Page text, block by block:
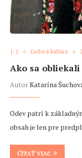
1-2 Ľudová kultúra
Ako sa obliekali
AutorKatarína
Odev patrí k
obsah je len pre
ČÍTAŤ VIAC